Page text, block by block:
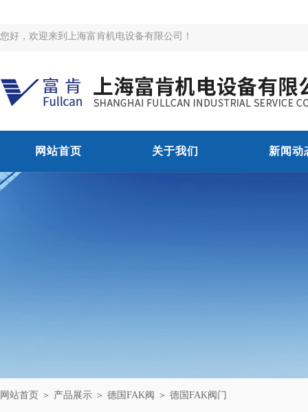
您好，欢迎来到上海富肯机电设备有限公司！
网站首页 关于我们 新闻动
网站首页 ＞ 产品展示 ＞ 德国FAK阀 ＞ 德国FAK阀门